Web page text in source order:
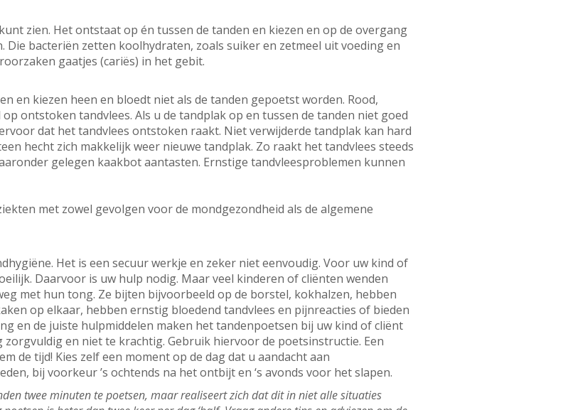
zien. Het ontstaat op én tussen de tanden en kiezen en op de overgang
bacteriën zetten koolhydraten, zoals suiker en zetmeel uit voeding en
gaatjes (cariës) in het gebit.
en kiezen heen en bloedt niet als de tanden gepoetst worden. Rood,
ontstoken tandvlees. Als u de tandplak op en tussen de tanden niet goed
dat het tandvlees ontstoken raakt. Niet verwijderde tandplak kan hard
hecht zich makkelijk weer nieuwe tandplak. Zo raakt het tandvlees steeds
gelegen kaakbot aantasten. Ernstige tandvleesproblemen kunnen
met zowel gevolgen voor de mondgezondheid als de algemene
Het is een secuur werkje en zeker niet eenvoudig. Voor uw kind of
Daarvoor is uw hulp nodig. Maar veel kinderen of cliënten wenden
met hun tong. Ze bijten bijvoorbeeld op de borstel, kokhalzen, hebben
op elkaar, hebben ernstig bloedend tandvlees en pijnreacties of bieden
en de juiste hulpmiddelen maken het tandenpoetsen bij uw kind of cliënt
en niet te krachtig. Gebruik hiervoor de poetsinstructie. Een
de tijd! Kies zelf een moment op de dag dat u aandacht aan
bij voorkeur ’s ochtends na het ontbijt en ‘s avonds voor het slapen.
twee minuten te poetsen, maar realiseert zich dat dit in niet alle situaties